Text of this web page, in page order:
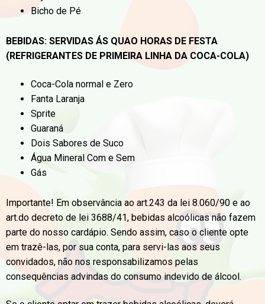
Bicho de Pé
BEBIDAS: SERVIDAS ÁS QUAO HORAS DE FESTA
(REFRIGERANTES DE PRIMEIRA LINHA DA COCA-COLA)
Coca-Cola normal e Zero
Fanta Laranja
Sprite
Guaraná
Dois Sabores de Suco
Água Mineral Com e Sem
Gás
Importante! Em observância ao art.243 da lei 8.060/90 e ao
art.do decreto de lei 3688/41, bebidas alcoólicas não fazem
parte do nosso cardápio. Sendo assim, caso o cliente opte
em trazê-las, por sua conta, para servi-las aos seus
convidados, não nos responsabilizamos pelas
consequências advindas do consumo indevido de álcool.